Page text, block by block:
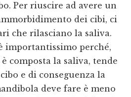
Per riuscire ad avere un
dei cibi, ci
che rilasciano la saliva.
importantissimo perché,
composta la saliva, tende
e di conseguenza la
deve fare è meno